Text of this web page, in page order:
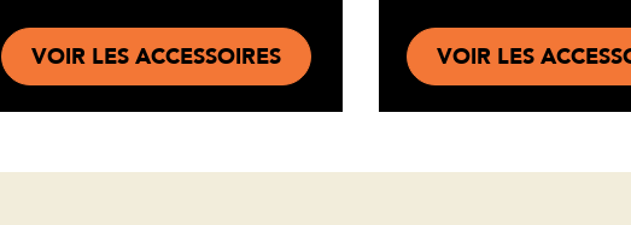
VOIR LES ACCESSOIRES VOIR LES